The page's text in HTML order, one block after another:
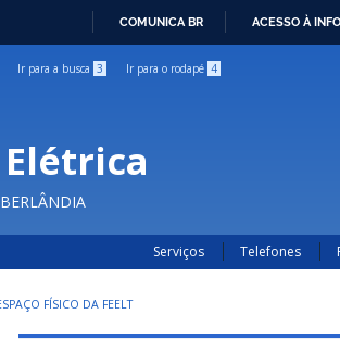
COMUNICA BR ACESSO À
Ir para a busca 3 Ir para o rodapé 4
Serviços Telefones
FÍSICO DA FEELT